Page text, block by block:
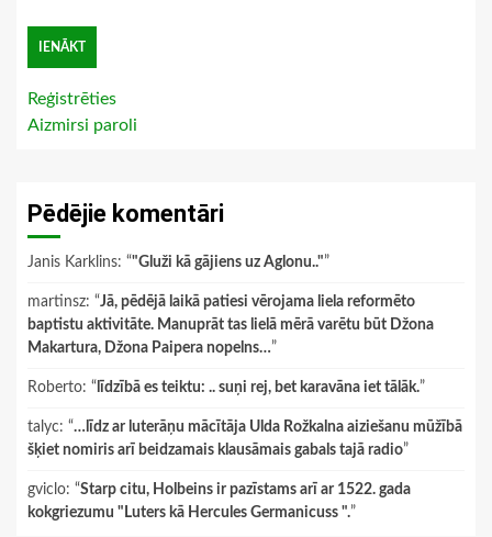
Reģistrēties
Aizmirsi paroli
Pēdējie komentāri
Janis Karklins: “"Gluži kā gājiens uz Aglonu.."”
martinsz: “Jā, pēdējā laikā patiesi vērojama liela reformēto
baptistu aktivitāte. Manuprāt tas lielā mērā varētu būt Džona
Makartura, Džona Paipera nopelns…”
Roberto: “ līdzībā es teiktu: .. suņi rej, bet karavāna iet tālāk.”
talyc: “…līdz ar luterāņu mācītāja Ulda Rožkalna aiziešanu mūžībā
šķiet nomiris arī beidzamais klausāmais gabals tajā radio”
gviclo: “Starp citu, Holbeins ir pazīstams arī ar 1522. gada
kokgriezumu "Luters kā Hercules Germanicuss ".”